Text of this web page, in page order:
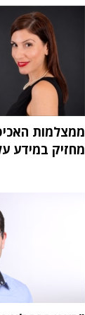
ממצלמות
מחזיק במידע